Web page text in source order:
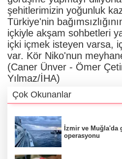
şehitlerimizin yoğunluk
Türkiye'nin
içkiyle akşam sohbetleri
içki içmek isteyen varsa,
var. Kör Niko'nun
(Caner Ünver - Ömer
Yılmaz/İHA)
Çok Okunanlar
İzmir ve Muğla'da
operasyonu